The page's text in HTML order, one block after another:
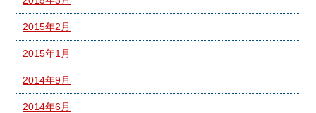
2015年2月
2015年1月
2014年9月
2014年6月